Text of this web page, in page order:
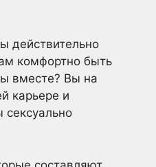
действительно
комфортно быть
вместе? Вы на
карьере и